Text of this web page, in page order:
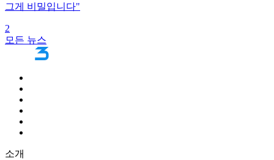
그게 비밀입니다"
2
모든 뉴스
소개